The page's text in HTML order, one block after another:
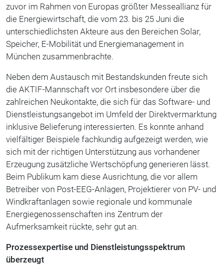
zuvor im Rahmen von Europas größter Messeallianz für
die Energiewirtschaft, die vom 23. bis 25 Juni die
unterschiedlichsten Akteure aus den Bereichen Solar,
Speicher, E-Mobilität und Energiemanagement in
München zusammenbrachte.
Neben dem Austausch mit Bestandskunden freute sich
die AKTIF-Mannschaft vor Ort insbesondere über die
zahlreichen Neukontakte, die sich für das Software- und
Dienstleistungsangebot im Umfeld der Direktvermarktung
inklusive Belieferung interessierten. Es konnte anhand
vielfältiger Beispiele fachkundig aufgezeigt werden, wie
sich mit der richtigen Unterstützung aus vorhandener
Erzeugung zusätzliche Wertschöpfung generieren lässt.
Beim Publikum kam diese Ausrichtung, die vor allem
Betreiber von Post-EEG-Anlagen, Projektierer von PV- und
Windkraftanlagen sowie regionale und kommunale
Energiegenossenschaften ins Zentrum der
Aufmerksamkeit rückte, sehr gut an.
Prozessexpertise und Dienstleistungsspektrum
überzeugt